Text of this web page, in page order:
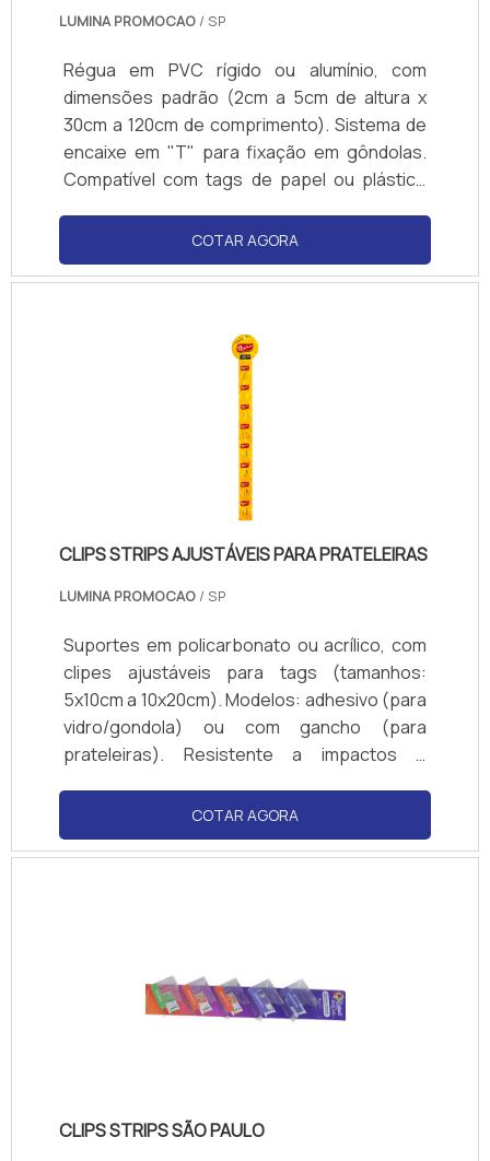
LUMINA PROMOCAO / SP
Régua em PVC rígido ou alumínio, com
dimensões padrão (2cm a 5cm de altura x
30cm a 120cm de comprimento). Sistema de
encaixe em "T" para fixação em gôndolas.
Compatível com tags de papel ou plástico
personalizáveis e opção de impressão direta
(logotipos, códigos de barras). Resistente a
impactos e produtos de limpeza.
COTAR AGORA
CLIPS STRIPS AJUSTÁVEIS PARA PRATELEIRAS
LUMINA PROMOCAO / SP
Suportes em policarbonato ou acrílico, com
clipes ajustáveis para tags (tamanhos:
5x10cm a 10x20cm). Modelos: adhesivo (para
vidro/gondola) ou com gancho (para
prateleiras). Resistente a impactos e
personalizadas (logotipos). Compatível com
papel couchê, PVC ou cartão. Normas de
visibilidade: ângulo de 180° para fácil leitura.
COTAR AGORA
CLIPS STRIPS SÃO PAULO